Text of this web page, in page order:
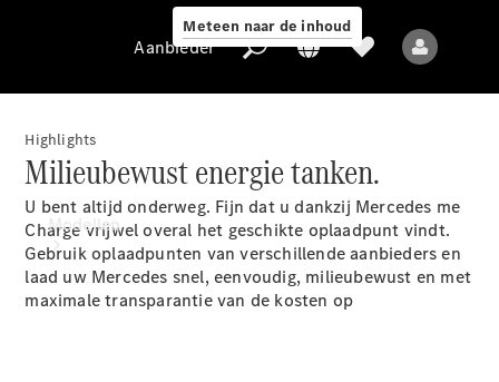
Meteen naar de inhoud
Aanbieder
Modellen
Aanbieder
Highlights
Milieubewust energie tanken.
U bent altijd onderweg. Fijn dat u dankzij Mercedes me
Charge vrijwel overal het geschikte oplaadpunt vindt.
Gebruik oplaadpunten van verschillende aanbieders en
laad uw Mercedes snel, eenvoudig, milieubewust en met
maximale transparantie van de kosten op